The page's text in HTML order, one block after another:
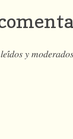
𝑦